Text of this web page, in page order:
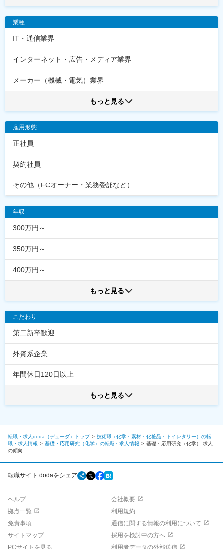
業種
IT・通信業界
インターネット・広告・メディア業界
メーカー（機械・電気）業界
もっと見る
雇用形態
正社員
契約社員
その他（FCオーナー・業務委託など）
年収
300万円～
350万円～
400万円～
もっと見る
こだわり
第二新卒歓迎
外資系企業
年間休日120日以上
もっと見る
転職・求人doda（デューダ）トップ
技術職（化学・素材・化粧品・トイレタリー）の転
職・求人情報
基礎・応用研究（化学）の転職・求人情報 基礎・応用研究（化学）
求人
の傾向
転職サイト dodaをシェア
ヘルプ
会社概要
拠点一覧
利用規約
免責事項
通信に関する情報の利用について
サイトマップ
採用を検討中の方へ
PCサイトを見る
利用者データの外部送信